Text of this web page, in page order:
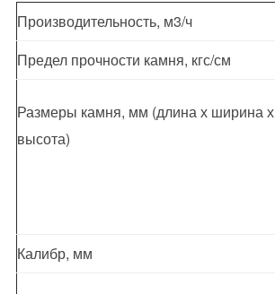
Производительность, м3/ч
Предел прочности камня, кгс/см
Размеры камня, мм (длина х ширина х
высота)
Калибр, мм